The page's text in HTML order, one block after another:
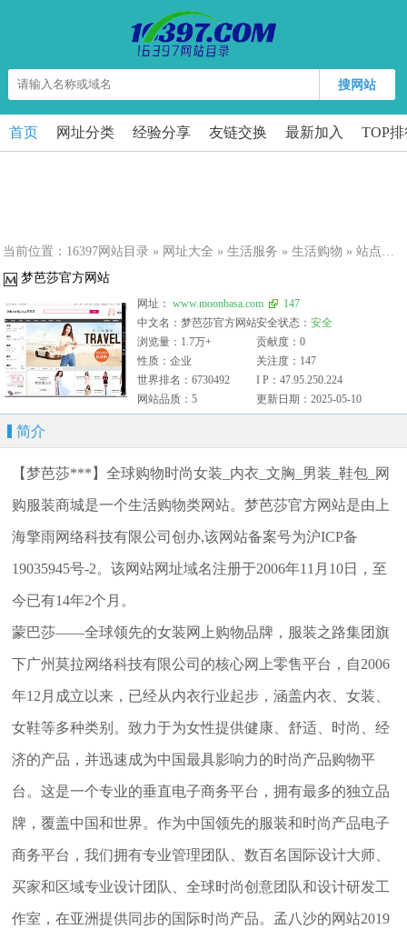
搜网站
首页 网址分类 经验分享 友链交换 最新加入 TOP
当前位置： 16397网站目录 » 网址大全 » 生活服务 » 生活购物 » 站点详细
梦芭莎官方网站
网址： www.moonbasa.com
147
中文名：梦芭莎官方网站安全状态：安全
浏览量：1.7万+
贡献度：0
性质：企业
关注度：147
世界排名：6730492
I P：47.95.250.224
网站品质：5
更新日期：2025-05-10
简介
【梦芭莎***】全球购物时尚女装_内衣_文胸_男装_鞋包_网
购服装商城是一个生活购物类网站。梦芭莎官方网站是由上
海擎雨网络科技有限公司创办,该网站备案号为沪ICP备
19035945号-2。该网站网址域名注册于2006年11月10日，至
今已有14年2个月。
蒙巴莎——全球领先的女装网上购物品牌，服装之路集团旗
下广州莫拉网络科技有限公司的核心网上零售平台，自2006
年12月成立以来，已经从内衣行业起步，涵盖内衣、女装、
女鞋等多种类别。致力于为女性提供健康、舒适、时尚、经
济的产品，并迅速成为中国最具影响力的时尚产品购物平
台。这是一个专业的垂直电子商务平台，拥有最多的独立品
牌，覆盖中国和世界。作为中国领先的服装和时尚产品电子
商务平台，我们拥有专业管理团队、数百名国际设计大师、
买家和区域专业设计团队、全球时尚创意团队和设计研发工
作室，在亚洲提供同步的国际时尚产品。孟八沙的网站2019